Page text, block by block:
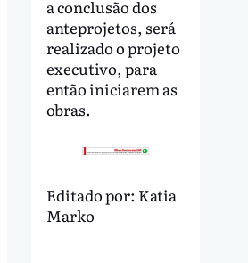
a conclusão dos
anteprojetos, será
realizado o projeto
executivo, para
então iniciarem as
obras.
Editado por: Katia
Marko